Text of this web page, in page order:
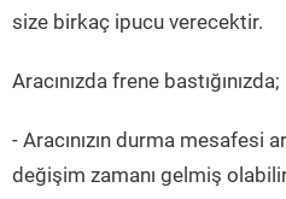
size birkaç ipucu verecektir.
Aracınızda frene bastığınızda;
- Aracınızın durma mesafesi
değişim zamanı gelmiş